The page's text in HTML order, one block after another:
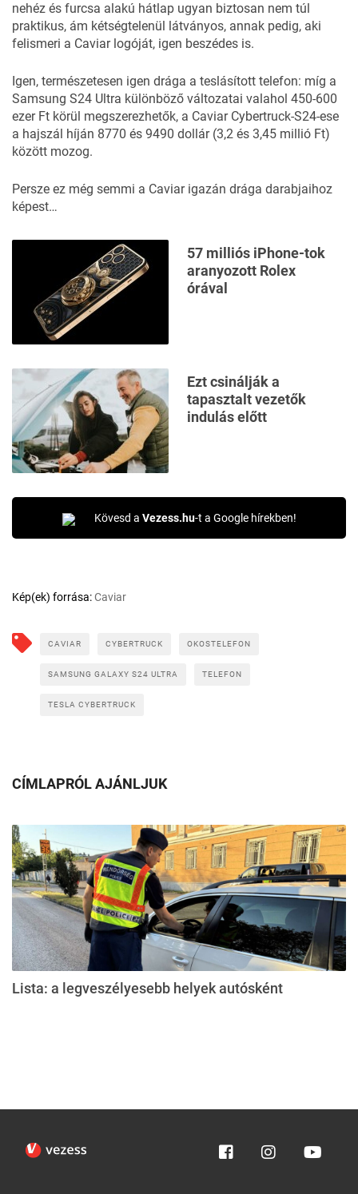
nehéz és furcsa alakú hátlap ugyan biztosan nem túl
praktikus, ám kétségtelenül látványos, annak pedig, aki
felismeri a Caviar logóját, igen beszédes is.
Igen, természetesen igen drága a teslásított telefon: míg a
Samsung S24 Ultra különböző változatai valahol 450-600
ezer Ft körül megszerezhetők, a Caviar Cybertruck-S24-ese
a hajszál híján 8770 és 9490 dollár (3,2 és 3,45 millió Ft)
között mozog.
Persze ez még semmi a Caviar igazán drága darabjaihoz
képest…
57 milliós iPhone-tok
aranyozott Rolex
órával
Ezt csinálják a
tapasztalt vezetők
indulás előtt
Kövesd a Vezess.hu-t a Google hírekben!
Kép(ek) forrása:Caviar
CAVIAR CYBERTRUCK OKOSTELEFON
SAMSUNG GALAXY S24 ULTRA TELEFON
TESLA CYBERTRUCK
CÍMLAPRÓL AJÁNLJUK
Lista: a legveszélyesebb helyek autósként